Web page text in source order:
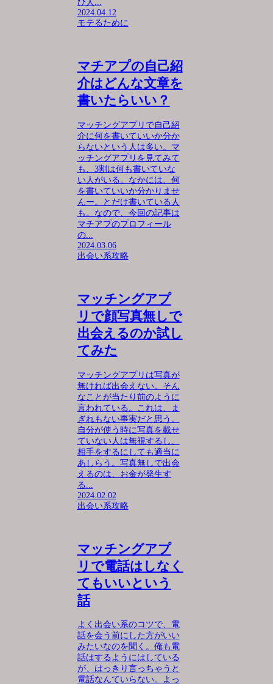
び人...
2024.04.12
モテるために
マチアプの自己紹
介はどんな文章を
書いたらいい？
マッチングアプリで自己紹
介に何を書いていいか分か
らないという人は多い。マ
ッチングアプリを見てみて
も、3割は何も書いていな
い人がいる。なかには、何
を書いていいか分かりませ
んー。とだけ書いている人
も。なので、今回の記事は
マチアプのプロフィール
の...
2024.03.06
出会い系攻略
マッチングアプ
リで顔写真無しで
出会えるのか試し
てみた
マッチングアプリは写真が
無ければ出会えない。そん
なことが当たり前のように
言われている。これは、ま
ぎれもない事実だと思う。
自分が使う時に写真を載せ
ていない人は無視するし、
相手をするにしても適当に
あしらう。写真無しで出会
えるのは、お金が発生す
る...
2024.02.02
出会い系攻略
マッチングアプ
リで電話はしなく
てもいいという
話
よく出会い系のコツで、電
話を会う前にした方がいい
みたいなのを聞く。俺も電
話はするようにはしている
が、はっきり言っちゃうと
電話なんていらない。よっ